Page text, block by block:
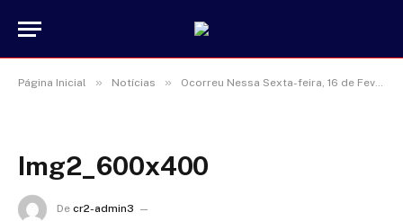
Página Inicial » Notícias » Ocorreu Nessa Sexta-feira, 16 de Fevereiro de 2024, a Sessão Solene
Img2_600x400
De cr2-admin3